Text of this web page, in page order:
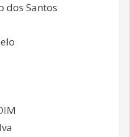
dos Santos